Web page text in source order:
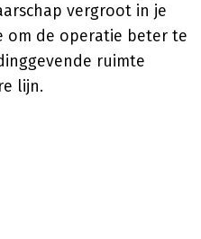
vergroot in je
om de operatie beter te
ruimte
lijn.